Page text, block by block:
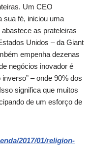
Um CEO
sua fé, iniciou uma
as prateleiras
Unidos – da Giant
empenha dezenas
negócios inovador é
– onde 90% dos
significa que muitos
de um esforço de
2017/01/religion-